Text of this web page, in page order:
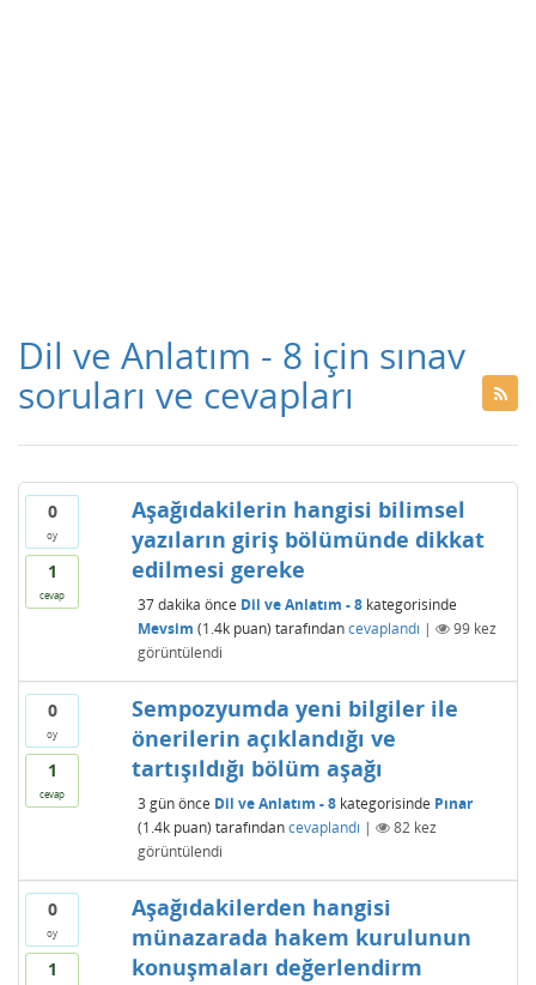
Dil ve Anlatım - 8 için sınav
soruları ve cevapları
0
oy
1
cevap
Aşağıdakilerin hangisi bilimsel
yazıların giriş bölümünde dikkat
edilmesi gereke
37 dakika önce Dil ve Anlatım - 8kategorisinde
Mevsim (1.4kpuan) tarafından cevaplandı | 99kez
görüntülendi
0
oy
1
cevap
Sempozyumda yeni bilgiler ile
önerilerin açıklandığı ve
tartışıldığı bölüm aşağı
3 günönce Dil ve Anlatım - 8kategorisinde Pınar
(1.4kpuan) tarafından cevaplandı | 82kez
görüntülendi
0
oy
1
Aşağıdakilerden hangisi
münazarada hakem kurulunun
konuşmaları değerlendirm